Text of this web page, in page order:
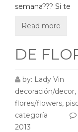
semana??? Si te
Read more
DE
by: Lady Vin
decoración/decor,
flores/flowers,
categoría
2013